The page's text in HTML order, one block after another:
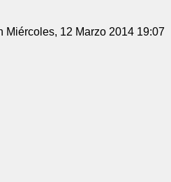
Miércoles, 12 Marzo 2014 19:07